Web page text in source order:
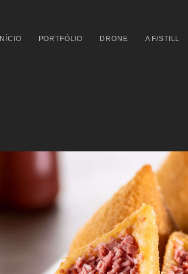
INÍCIO PORTFÓLIO DRONE A F/STILL